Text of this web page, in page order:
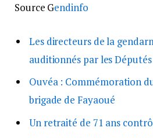
Source Gendinfo
Les directeurs de la
auditionnés par les Députés
Ouvéa : Commémoration
brigade de Fayaoué
Un retraité de 71 ans